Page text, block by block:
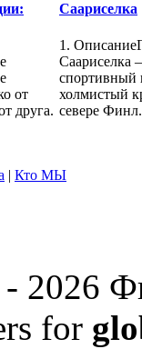
от
друга.
Саариселка
1.
Саариселка
холмистый
севере
| Кто МЫ
2026
for